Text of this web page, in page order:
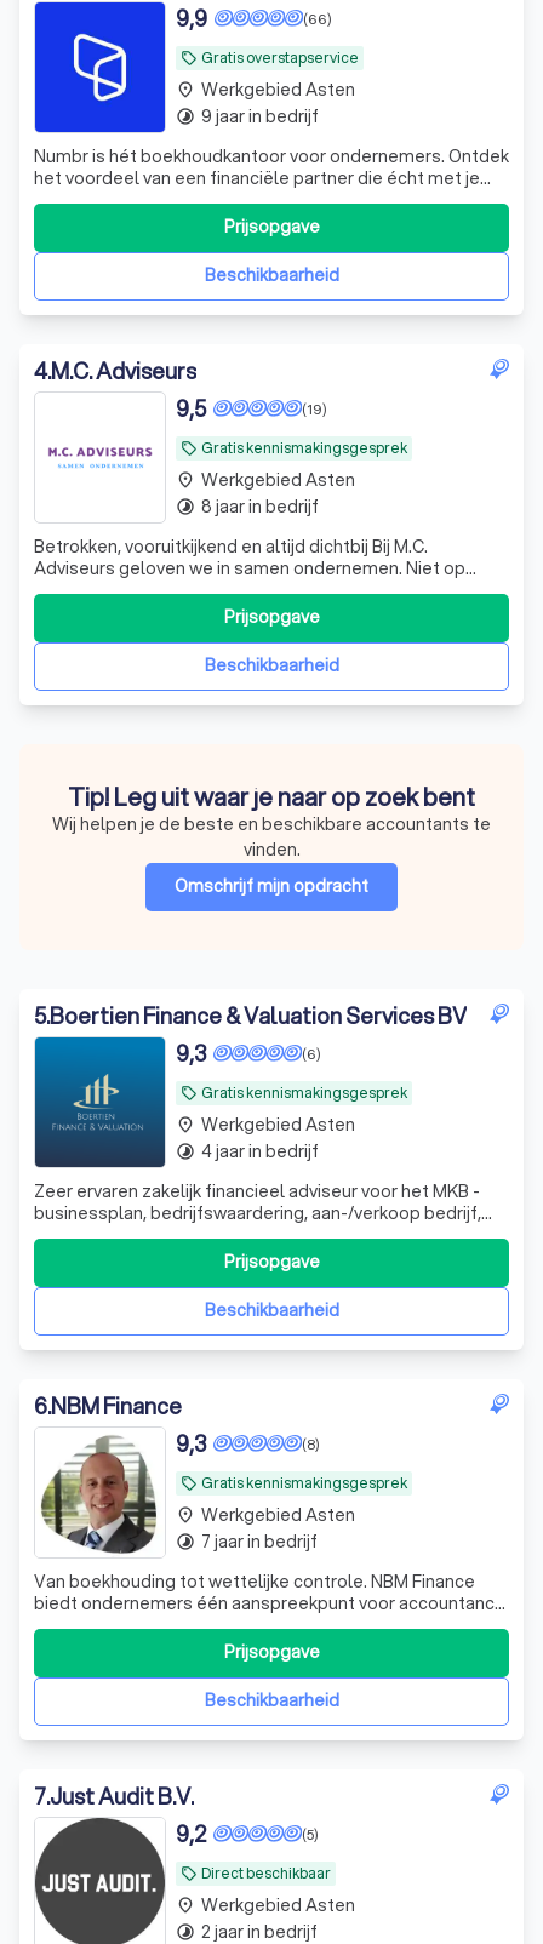
local_offer Gratis overstapservice
(66)
9,9
Numbr is hét boekhoudkantoor voor ondernemers. Ontdek
het voordeel van een financiële partner die écht met je
meedenkt. En dat voor een vast bedrag per maand,
zonder verrassingen. Stap nu gratis over.
Beschikbaarheid
Prijsopgave
place Werkgebied Asten
timelapse 9 jaar in bedrijf
4.M.C. Adviseurs
local_offer Gratis kennismakingsgesprek
(19)
9,5
Betrokken, vooruitkijkend en altijd dichtbij Bij M.C.
Adviseurs geloven we in samen ondernemen. Niet op
afstand, maar naast jou als ondernemer. Wij zijn geen
traditionele accountant die alleen terugkijkt, maar een
betrokken mkb-adviseur die meedenkt, vooruitkijkt en
bijstuurt waar nodig. Onze krach
Beschikbaarheid
Prijsopgave
place Werkgebied Asten
timelapse 8 jaar in bedrijf
Tip! Leg uit waar je naar op zoek bent
Wij helpen je de beste en beschikbare accountants te
vinden.
Omschrijf mijn opdracht
5.Boertien Finance & Valuation Services BV
local_offer Gratis kennismakingsgesprek
(6)
9,3
Zeer ervaren zakelijk financieel adviseur voor het MKB -
businessplan, bedrijfswaardering, aan-/verkoop bedrijf,
werknemersparticipaties, financieel zwaar weer en whoa
trajecten. DGA advisering
Beschikbaarheid
Prijsopgave
place Werkgebied Asten
timelapse 4 jaar in bedrijf
6.NBM Finance
local_offer Gratis kennismakingsgesprek
(8)
9,3
Van boekhouding tot wettelijke controle. NBM Finance
biedt ondernemers één aanspreekpunt voor accountancy,
belastingadvies, audits en financieel advies.
Beschikbaarheid
Prijsopgave
place Werkgebied Asten
timelapse 7 jaar in bedrijf
7.Just Audit B.V.
local_offer Direct beschikbaar
(5)
9,2
place Werkgebied Asten
timelapse 2 jaar in bedrijf